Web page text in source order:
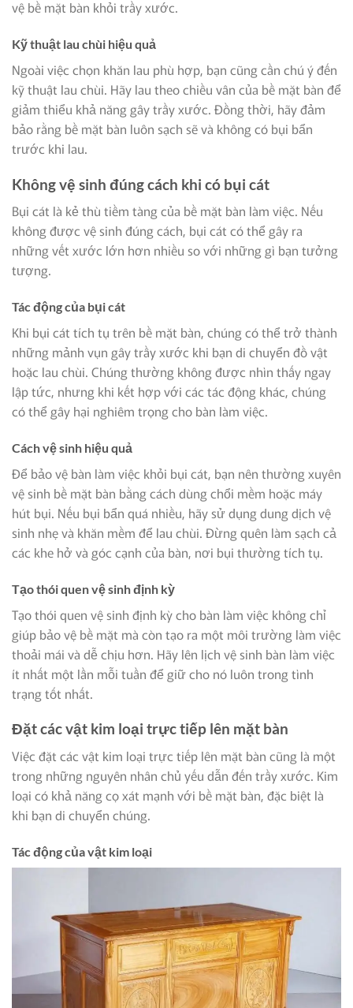
vệ bề mặt bàn khỏi trầy xước.
Kỹ thuật lau chùi hiệu quả
Ngoài việc chọn khăn lau phù hợp, bạn cũng cần chú ý đến
kỹ thuật lau chùi. Hãy lau theo chiều vân của bề mặt bàn để
giảm thiểu khả năng gây trầy xước. Đồng thời, hãy đảm
bảo rằng bề mặt bàn luôn sạch sẽ và không có bụi bẩn
trước khi lau.
Không vệ sinh đúng cách khi có bụi cát
Bụi cát là kẻ thù tiềm tàng của bề mặt bàn làm việc. Nếu
không được vệ sinh đúng cách, bụi cát có thể gây ra
những vết xước lớn hơn nhiều so với những gì bạn tưởng
tượng.
Tác động của bụi cát
Khi bụi cát tích tụ trên bề mặt bàn, chúng có thể trở thành
những mảnh vụn gây trầy xước khi bạn di chuyển đồ vật
hoặc lau chùi. Chúng thường không được nhìn thấy ngay
lập tức, nhưng khi kết hợp với các tác động khác, chúng
có thể gây hại nghiêm trọng cho bàn làm việc.
Cách vệ sinh hiệu quả
Để bảo vệ bàn làm việc khỏi bụi cát, bạn nên thường xuyên
vệ sinh bề mặt bàn bằng cách dùng chổi mềm hoặc máy
hút bụi. Nếu bụi bẩn quá nhiều, hãy sử dụng dung dịch vệ
sinh nhẹ và khăn mềm để lau chùi. Đừng quên làm sạch cả
các khe hở và góc cạnh của bàn, nơi bụi thường tích tụ.
Tạo thói quen vệ sinh định kỳ
Tạo thói quen vệ sinh định kỳ cho bàn làm việc không chỉ
giúp bảo vệ bề mặt mà còn tạo ra một môi trường làm việc
thoải mái và dễ chịu hơn. Hãy lên lịch vệ sinh bàn làm việc
ít nhất một lần mỗi tuần để giữ cho nó luôn trong tình
trạng tốt nhất.
Đặt các vật kim loại trực tiếp lên mặt bàn
Việc đặt các vật kim loại trực tiếp lên mặt bàn cũng là một
trong những nguyên nhân chủ yếu dẫn đến trầy xước. Kim
loại có khả năng cọ xát mạnh với bề mặt bàn, đặc biệt là
khi bạn di chuyển chúng.
Tác động của vật kim loại